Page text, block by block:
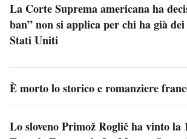
La Corte Suprema americana ha
ban” non si applica per chi ha già
Stati Uniti
È morto lo storico e romanziere
Lo sloveno Primož Roglič ha vinto la